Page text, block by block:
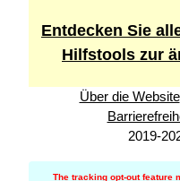
Entdecken Sie
Hilfstools zur
Über die Website
2019-
The tracking opt-out feature